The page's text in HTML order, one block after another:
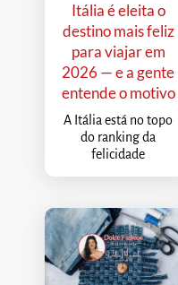
Itália é eleita o
destino mais feliz
para viajar em
2026 — e a gente
entende o motivo
A Itália está no topo
do ranking da
felicidade